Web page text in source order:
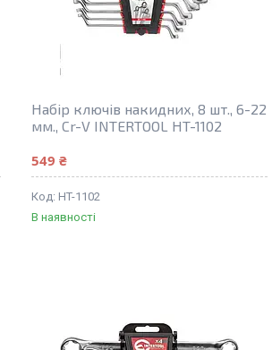
Набір ключів накидних, 8 шт., 6-22
мм., Cr-V INTERTOOL HT-1102
549 ₴
HT-1102
В наявності